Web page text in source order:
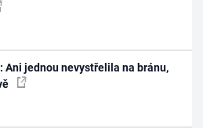
Ani jednou nevystřelila na bránu,